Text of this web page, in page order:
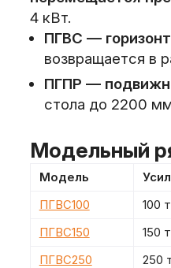
4 кВт.
ПГВС —
возвращается в
ПГПР —
стола до 2200
Модельный
Модель
ПГВС100
100 т
ПГВС150
150 т
ПГВС250
250